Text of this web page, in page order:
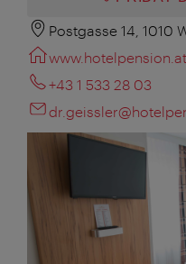
Postgasse 14, 1010
www.hotelpension.at
+43 1 533 28 03